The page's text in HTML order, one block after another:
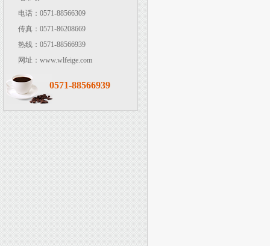
电话：0571-88566309
传真：0571-86208669
热线：0571-88566939
网址：www.wlfeige.com
0571-88566939